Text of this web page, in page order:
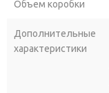
Объем коробки
Дополнительные
характеристики